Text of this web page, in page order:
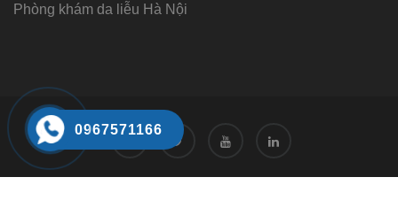
Phòng khám da liễu Hà Nội
0967571166